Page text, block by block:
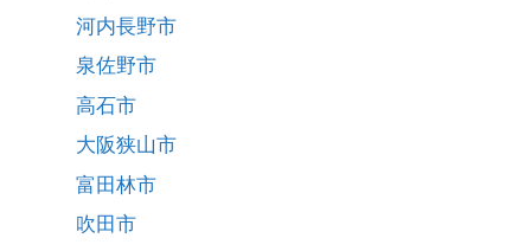
河内長野市
泉佐野市
高石市
大阪狭山市
富田林市
吹田市